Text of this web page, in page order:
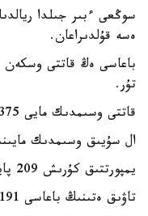
سوڭعى ءبىر جىلدا
ەسە قۇلدىراعان.
باعاسى ەڭ قاتتى وسكەن
تۇر.
قاتتى وسىمدىك مايى 375 پايىزعا قىمباتتاعان.
ال سۇيىق وسىمدىك مايىنىڭ باعاسى
يمپورتتىق كۇرىش 209 پايىزعا قىمباتتاعان.
تاۋىق ەتىنىڭ باعاسى 191 پايىزعا كوتەرىلگەن.